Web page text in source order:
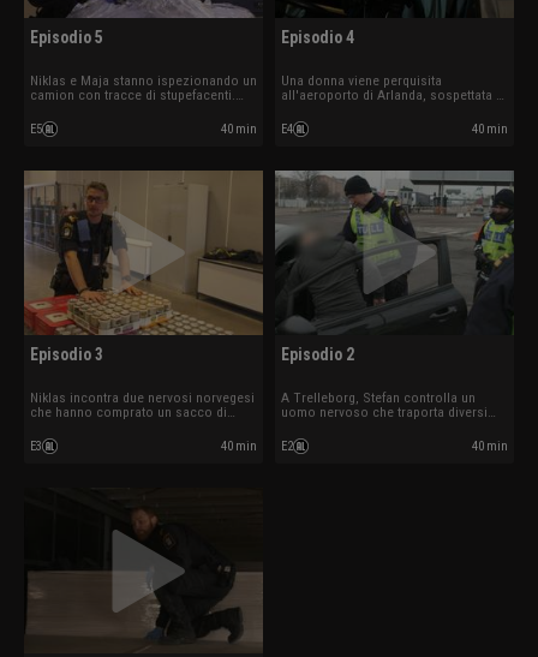
Episodio 5
Niklas e Maja stanno ispezionando un
camion con tracce di stupefacenti.
da vicino un tappeto arrotolato.
E5 40 min
Episodio 4
Una donna viene perquisita
all'aeroporto di Arlanda, sospettata di
un autista che mente su ciò che sta
trasportando.
E4 40 min
Episodio 3
Niklas incontra due nervosi norvegesi
che hanno comprato un sacco di
ricordano chi si sposa né quando.
E3 40 min
Episodio 2
A Trelleborg, Stefan controlla un
uomo nervoso che traporta diversi
norvegese non vuole perdere il suo
hashish.
E2 40 min